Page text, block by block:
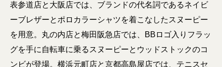
表参道店と大阪店では、ブランドの代名詞であるネイビ
ーブレザーとポロカラーシャツを着こなしたスヌーピー
を用意。丸の内店と梅田阪急店では、BBロゴ入りフラッ
グを手に自転車に乗るスヌーピーとウッドストックのコ
ンビが登場。横浜元町店と京都高島屋店では、テニスセ